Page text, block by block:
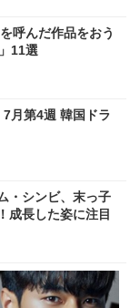
呼んだ作品をおう
11選
月第4週 韓国ドラ
・シンビ、末っ子
成長した姿に注目